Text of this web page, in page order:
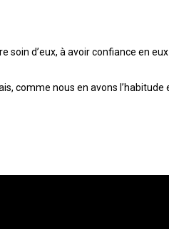
d’eux, à avoir confiance en eux
comme nous en avons